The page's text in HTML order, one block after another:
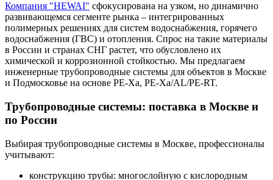
Компания "HEWAI" сфокусирована на узком, но динамично
развивающемся сегменте рынка – интегрированных
полимерных решениях для систем водоснабжения, горячего
водоснабжения (ГВС) и отопления. Спрос на такие материалы
в России и странах СНГ растет, что обусловлено их
химической и коррозионной стойкостью. Мы предлагаем
инженерные трубопроводные системы для объектов в Москве
и Подмосковье на основе PE-Xa, PE-Xa/AL/PE-RT.
Трубопроводные системы: поставка в Москве и
по России
Выбирая трубопроводные системы в Москве, профессионалы
учитывают:
конструкцию трубы: многослойную с кислородным